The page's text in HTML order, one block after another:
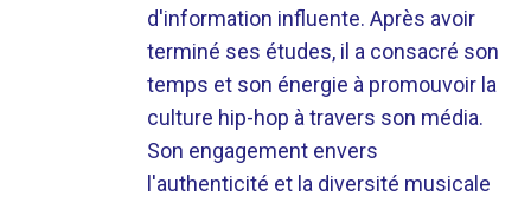
d'information influente. Après avoir
terminé ses études, il a consacré son
temps et son énergie à promouvoir la
culture hip-hop à travers son média.
Son engagement envers
l'authenticité et la diversité musicale